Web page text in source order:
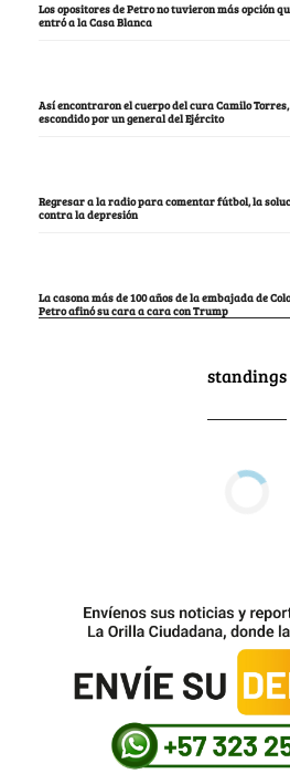
Los opositores de Petro no tuvieron más opción
entró a la Casa Blanca
Así encontraron el cuerpo del cura Camilo
escondido por un general del Ejército
Regresar a la radio para comentar fútbol, la
contra la depresión
La casona más de 100 años de la embajada de
Petro afinó su cara a cara con Trump
standings